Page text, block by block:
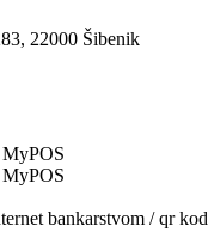
22000 Šibenik
bankarstvom / qr kod